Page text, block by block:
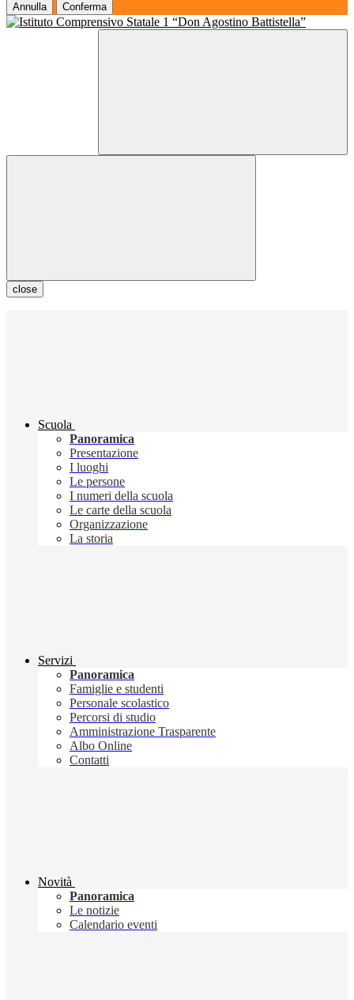
Annulla Conferma
close
Scuola
Panoramica
Presentazione
I luoghi
Le persone
I numeri della scuola
Le carte della scuola
Organizzazione
La storia
Servizi
Panoramica
Famiglie e studenti
Personale scolastico
Percorsi di studio
Amministrazione Trasparente
Albo Online
Contatti
Novità
Panoramica
Le notizie
Calendario eventi